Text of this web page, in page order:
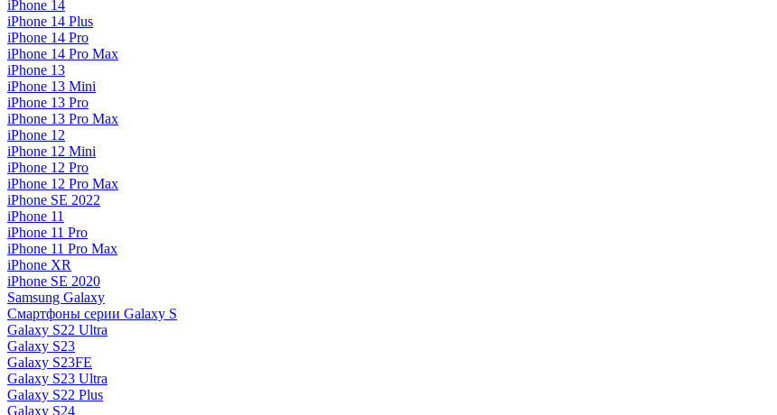
iPhone 14
iPhone 14 Plus
iPhone 14 Pro
iPhone 14 Pro Max
iPhone 13
iPhone 13 Mini
iPhone 13 Pro
iPhone 13 Pro Max
iPhone 12
iPhone 12 Mini
iPhone 12 Pro
iPhone 12 Pro Max
iPhone SE 2022
iPhone 11
iPhone 11 Pro
iPhone 11 Pro Max
iPhone XR
iPhone SE 2020
Samsung Galaxy
Смартфоны серии Galaxy S
Galaxy S22 Ultra
Galaxy S23
Galaxy S23FE
Galaxy S23 Ultra
Galaxy S22 Plus
Galaxy S24